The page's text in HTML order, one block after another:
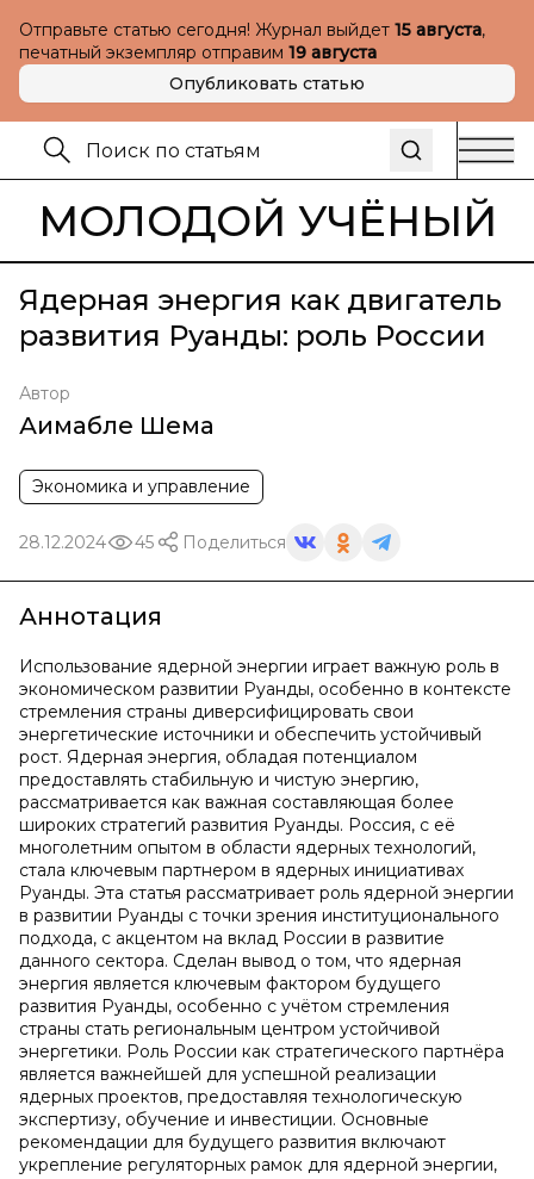
Отправьте статью сегодня! Журнал выйдет 15 августа,
печатный экземпляр отправим 19 августа
Опубликовать статью
МОЛОДОЙ УЧЁНЫЙ
Ядерная энергия как двигатель
развития Руанды: роль России
Автор
Аимабле Шема
Экономика и управление
28.12.2024 45 Поделиться
Аннотация
Использование ядерной энергии играет важную роль в
экономическом развитии Руанды, особенно в контексте
стремления страны диверсифицировать свои
энергетические источники и обеспечить устойчивый
рост. Ядерная энергия, обладая потенциалом
предоставлять стабильную и чистую энергию,
рассматривается как важная составляющая более
широких стратегий развития Руанды. Россия, с её
многолетним опытом в области ядерных технологий,
стала ключевым партнером в ядерных инициативах
Руанды. Эта статья рассматривает роль ядерной энергии
в развитии Руанды с точки зрения институционального
подхода, с акцентом на вклад России в развитие
данного сектора. Сделан вывод о том, что ядерная
энергия является ключевым фактором будущего
развития Руанды, особенно с учётом стремления
страны стать региональным центром устойчивой
энергетики. Роль России как стратегического партнёра
является важнейшей для успешной реализации
ядерных проектов, предоставляя технологическую
экспертизу, обучение и инвестиции. Основные
рекомендации для будущего развития включают
укрепление регуляторных рамок для ядерной энергии,